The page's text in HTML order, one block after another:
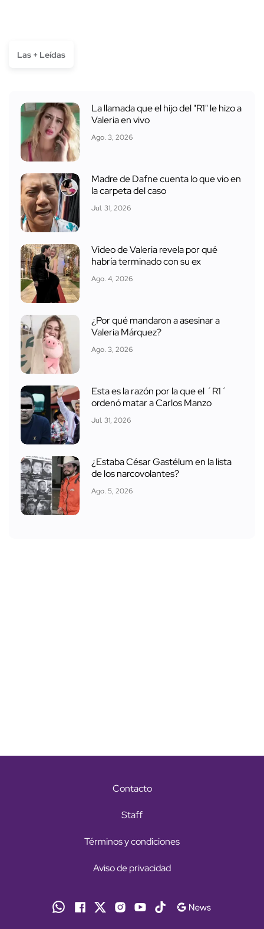
Las + Leídas
La llamada que el hijo del "R1" le hizo a
Valeria en vivo
Ago. 3, 2026
Madre de Dafne cuenta lo que vio en
la carpeta del caso
Jul. 31, 2026
Video de Valeria revela por qué
habría terminado con su ex
Ago. 4, 2026
¿Por qué mandaron a asesinar a
Valeria Márquez?
Ago. 3, 2026
Esta es la razón por la que el ´R1´
ordenó matar a Carlos Manzo
Jul. 31, 2026
¿Estaba César Gastélum en la lista
de los narcovolantes?
Ago. 5, 2026
Contacto
Staff
Términos y condiciones
Aviso de privacidad